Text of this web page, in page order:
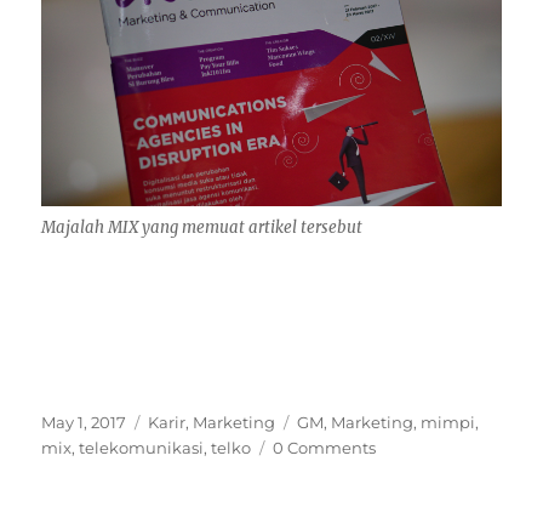
Majalah MIX yang memuat artikel tersebut
Posted
on
May 1, 2017 Categories
Karir, Marketing Tags
GM, Marketing, mimpi,
mix,telekomunikasi,telko 0 Comments